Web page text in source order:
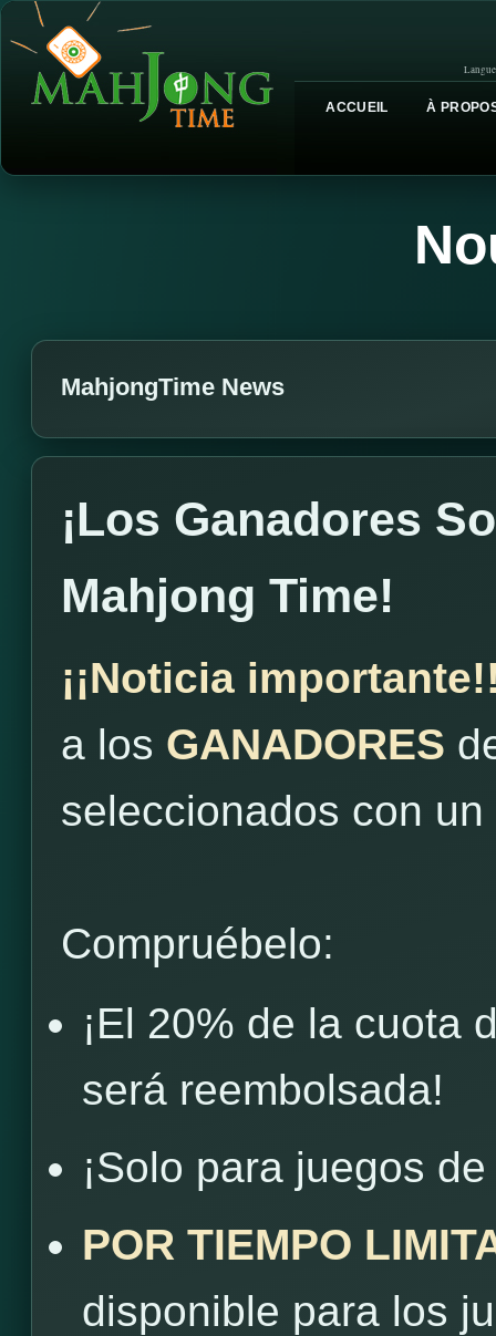
ACCUEIL À
MahjongTime News
¡Los Ganadores
Mahjong Time!
¡¡Noticia
a los GANADORES
seleccionados con un
Compruébelo:
¡El 20% de la cuota
será reembolsada!
¡Solo para juegos
POR TIEMPO
disponible para los